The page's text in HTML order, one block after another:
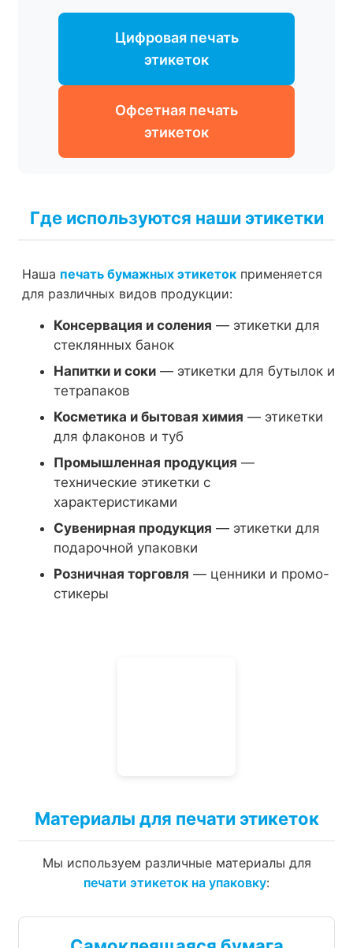
Цифровая печать
этикеток
Офсетная печать
этикеток
Где используются наши этикетки
Наша печать бумажных этикеток применяется
для различных видов продукции:
Консервация и соления — этикетки для
стеклянных банок
Напитки и соки — этикетки для бутылок и
тетрапаков
Косметика и бытовая химия — этикетки
для флаконов и туб
Промышленная продукция —
технические этикетки с
характеристиками
Сувенирная продукция — этикетки для
подарочной упаковки
Розничная торговля — ценники и промо-
стикеры
Материалы для печати этикеток
Мы используем различные материалы для
печати этикеток на упаковку: